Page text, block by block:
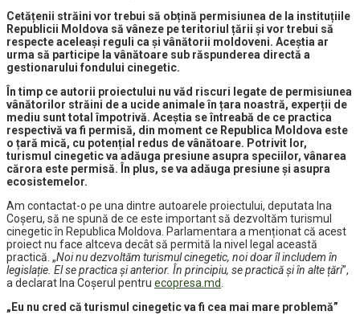
Cetățenii străini vor trebui să obțină permisiunea de la instituțiile
Republicii Moldova să vâneze pe teritoriul țării și vor trebui să
respecte aceleași reguli ca și vânătorii moldoveni. Aceștia ar
urma să participe la vânătoare sub răspunderea directă a
gestionarului fondului cinegetic.
În timp ce autorii proiectului nu văd riscuri legate de permisiunea
vânătorilor străini de a ucide animale în țara noastră, experții de
mediu sunt total împotrivă. Aceștia se întreabă de ce practica
respectivă va fi permisă, din moment ce Republica Moldova este
o țară mică, cu potențial redus de vânătoare. Potrivit lor,
turismul cinegetic va adăuga presiune asupra speciilor, vânarea
cărora este permisă. În plus, se va adăuga presiune și asupra
ecosistemelor.
Am contactat-o pe una dintre autoarele proiectului, deputata Ina
Coșeru, să ne spună de ce este important să dezvoltăm turismul
cinegetic în Republica Moldova. Parlamentara a menționat că acest
proiect nu face altceva decât să permită la nivel legal această
practică. „Noi nu dezvoltăm turismul cinegetic, noi doar îl includem în
legislație. El se practica și anterior. În principiu, se practică și în alte țări”,
a declarat Ina Coșerul pentru ecopresa.md
„Eu nu cred că turismul cinegetic va fi cea mai mare problemă”